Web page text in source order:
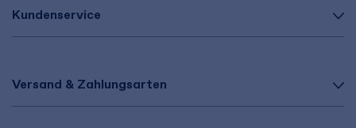
Kundenservice
Versand & Zahlungsarten